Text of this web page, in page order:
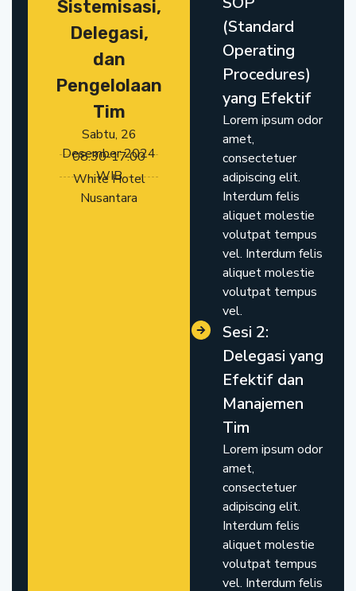
Sistemisasi,
Delegasi,
dan
Pengelolaan
Tim
Sabtu, 26
Desember 2024
08.30-17.00
WIB
White Hotel
Nusantara
(Standard
Operating
Procedures)
yang Efektif
Lorem ipsum odor
amet,
consectetuer
adipiscing elit.
Interdum felis
aliquet molestie
volutpat tempus
vel. Interdum felis
aliquet molestie
volutpat tempus
vel.
Sesi 2:
Delegasi yang
Efektif dan
Manajemen
Tim
Lorem ipsum odor
amet,
consectetuer
adipiscing elit.
Interdum felis
aliquet molestie
volutpat tempus
vel. Interdum felis